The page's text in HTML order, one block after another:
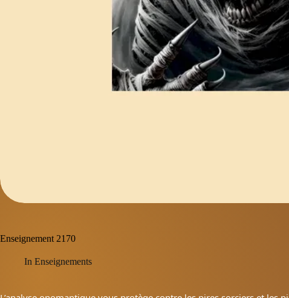
Enseignement 2170
In Enseignements